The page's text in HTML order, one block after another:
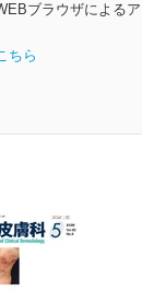
ブラウザによる
ちら